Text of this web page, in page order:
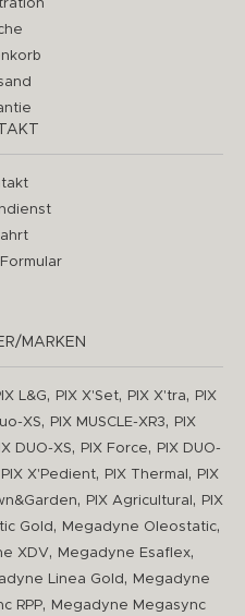
MARKEN
L&G, PIX X'Set, PIX X'tra,
PIX
XS, PIX MUSCLE-XR3,
PIX
DUO-XS, PIX Force,
PIX DUO-
PIX X'Pedient, PIX Thermal ,
PIX
, PIX Agricultural ,
PIX
Gold , Megadyne Oleostatic,
XDV, Megadyne Esaflex,
Linea Gold ,
Megadyne
RPP, Megadyne Megasync